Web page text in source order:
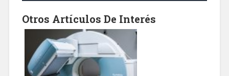
Otros Artículos De Interés